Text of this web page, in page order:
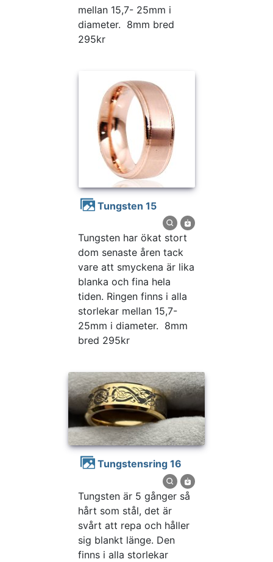
mellan 15,7- 25mm i
diameter. 8mm bred
295kr
Tungsten 15
Tungsten har ökat stort
dom senaste åren tack
vare att smyckena är lika
blanka och fina hela
tiden. Ringen finns i alla
storlekar mellan 15,7-
25mm i diameter. 8mm
bred 295kr
Tungstensring 16
Tungsten är 5 gånger så
hårt som stål, det är
svårt att repa och håller
sig blankt länge. Den
finns i alla storlekar